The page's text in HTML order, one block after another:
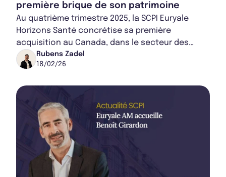
première brique de son patrimoine
Au quatrième trimestre 2025, la SCPI Euryale
Horizons Santé concrétise sa première
acquisition au Canada, dans le secteur des
sciences de la vie. La SCPI devrait servir les
premier...
Rubens Zadel
18/02/26